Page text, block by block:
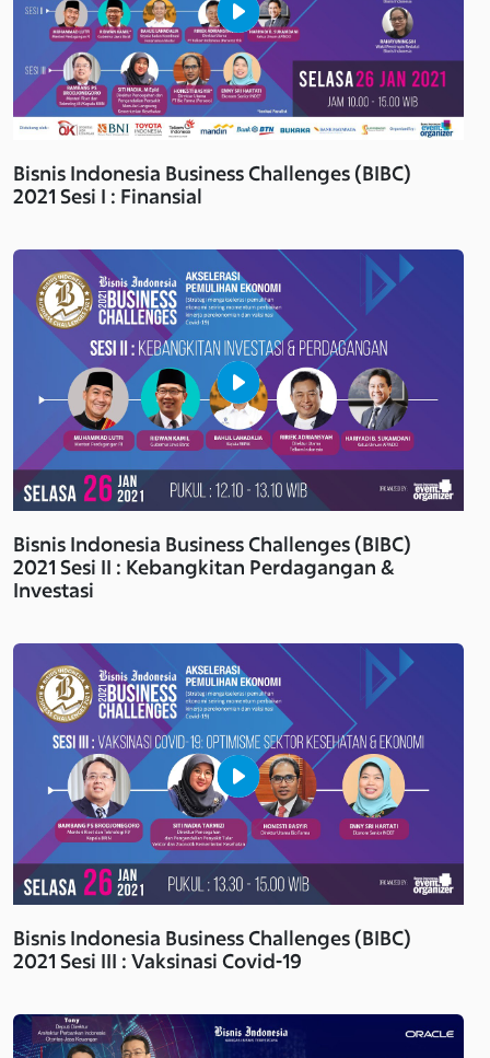
Bisnis Indonesia Business Challenges (BIBC)
2021 Sesi I : Finansial
Bisnis Indonesia Business Challenges (BIBC)
2021 Sesi II : Kebangkitan Perdagangan &
Investasi
Bisnis Indonesia Business Challenges (BIBC)
2021 Sesi III : Vaksinasi Covid-19